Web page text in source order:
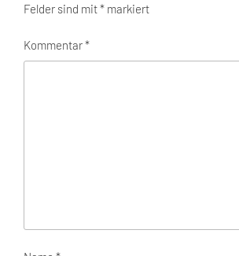
Felder sind mit* markiert
Kommentar*